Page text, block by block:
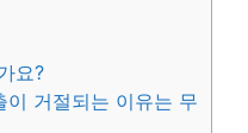
요?
이 거절되는 이유는 무